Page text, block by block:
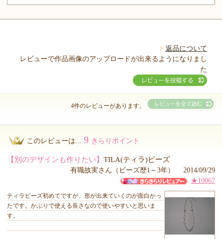
返品について
レビューで作品画像のアップロードが出来るようになりまし
た
4件のレビューがあります。
このレビューは... 9 きらりポイント
【別のデザインも作りたい】 TILA(ティラ)ビーズ
有職故実さん（ビーズ歴1～3年） 2014/09/29
★10067
ティラビーズ初めてですが、形が出来ていくのが面白かっ
たです。かぶりで使える長さなので使いやすいと思いま
す。